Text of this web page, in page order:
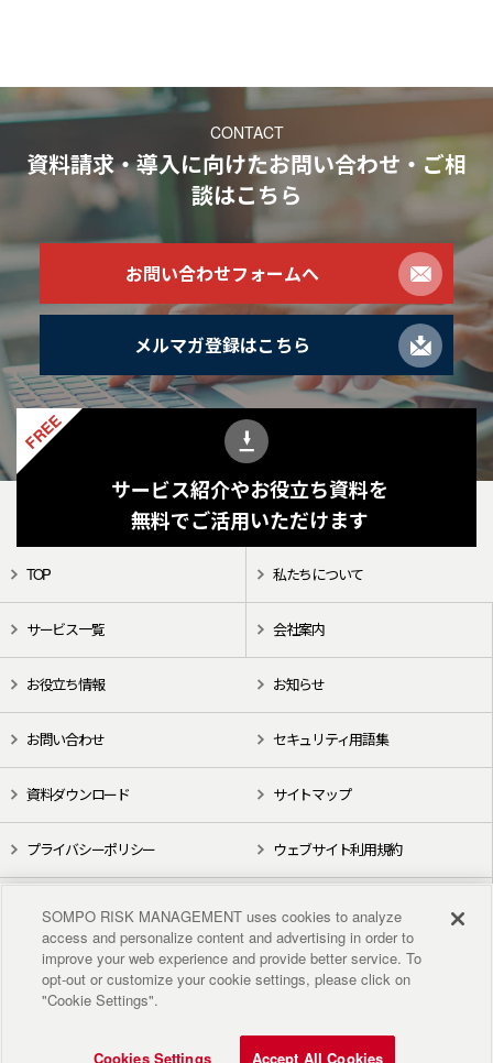
CONTACT
資料請求・導入に向けたお問い合わせ・ご相
談はこちら
お問い合わせフォームへ
メルマガ登録はこちら
FREE
サービス紹介やお役立ち資料を
無料でご活用いただけます
TOP 私たちについて
サービス一覧 会社案内
お役立ち情報 お知らせ
お問い合わせ セキュリティ用語集
資料ダウンロード サイトマップ
プライバシーポリシー ウェブサイト利用規約
X（旧Twitter） YouTube
SOMPO RISK MANAGEMENT uses cookies to analyze
access and personalize content and advertising in order to
improve your web experience and provide better service. To
opt-out or customize your cookie settings, please click on
"Cookie Settings".
Cookies Settings Accept All Cookies